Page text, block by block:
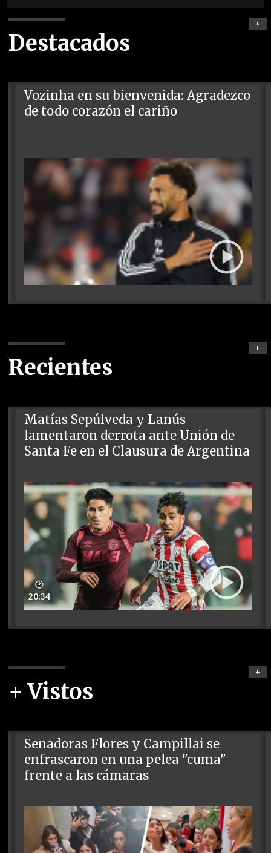
Destacados
+
Vozinha en su bienvenida: Agradezco
de todo corazón el cariño
Recientes
+
Matías Sepúlveda y Lanús
lamentaron derrota ante Unión de
Santa Fe en el Clausura de Argentina
🕑
20:34
+ Vistos
+
Senadoras Flores y Campillai se
enfrascaron en una pelea "cuma"
frente a las cámaras